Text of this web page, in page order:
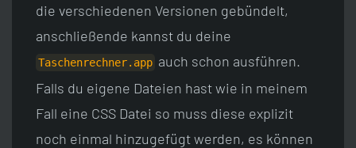
die verschiedenen Versionen gebündelt,
anschließende kannst du deine
Taschenrechner.app auch schon ausführen.
Falls du eigene Dateien hast wie in meinem
Fall eine CSS Datei so muss diese explizit
noch einmal hinzugefügt werden, es können